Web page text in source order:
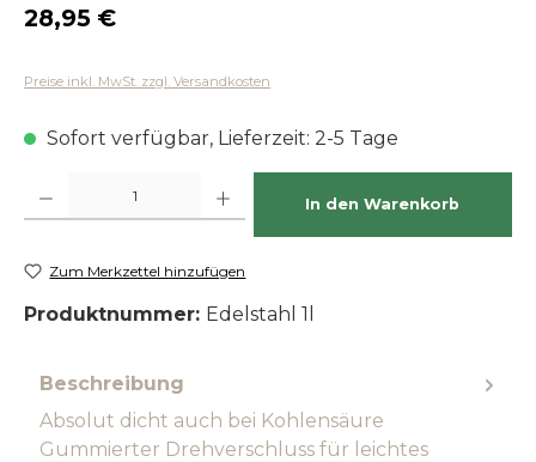
Regulärer Preis:
28,95 €
Preise inkl. MwSt. zzgl. Versandkosten
Sofort verfügbar, Lieferzeit: 2-5 Tage
In den Warenkorb
Zum Merkzettel hinzufügen
Produktnummer: Edelstahl 1l
Beschreibung
Absolut dicht auch bei Kohlensäure
Gummierter Drehverschluss für leichtes